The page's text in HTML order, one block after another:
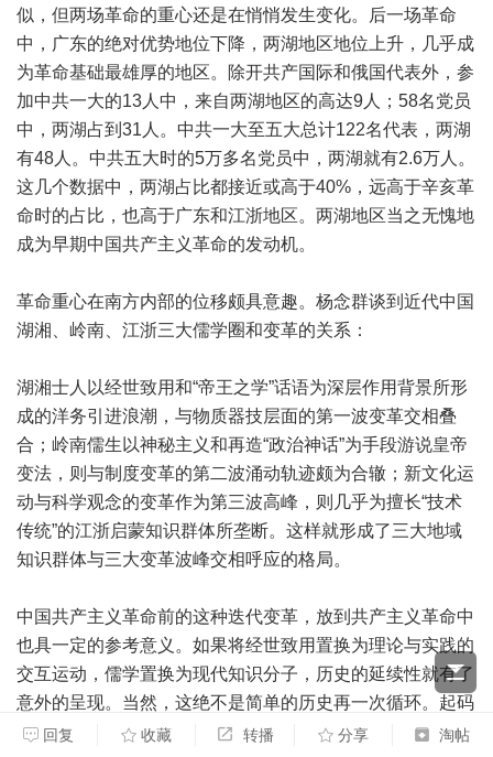
似，但两场革命的重心还是在悄悄发生变化。后一场革命
中，广东的绝对优势地位下降，两湖地区地位上升，几乎成
为革命基础最雄厚的地区。除开共产国际和俄国代表外，参
加中共一大的13人中，来自两湖地区的高达9人；58名党员
中，两湖占到31人。中共一大至五大总计122名代表，两湖
有48人。中共五大时的5万多名党员中，两湖就有2.6万人。
这几个数据中，两湖占比都接近或高于40%，远高于辛亥革
命时的占比，也高于广东和江浙地区。两湖地区当之无愧地
成为早期中国共产主义革命的发动机。
革命重心在南方内部的位移颇具意趣。杨念群谈到近代中国
湖湘、岭南、江浙三大儒学圈和变革的关系：
湖湘士人以经世致用和“帝王之学”话语为深层作用背景所形
成的洋务引进浪潮，与物质器技层面的第一波变革交相叠
合；岭南儒生以神秘主义和再造“政治神话”为手段游说皇帝
变法，则与制度变革的第二波涌动轨迹颇为合辙；新文化运
动与科学观念的变革作为第三波高峰，则几乎为擅长“技术
传统”的江浙启蒙知识群体所垄断。这样就形成了三大地域
知识群体与三大变革波峰交相呼应的格局。
中国共产主义革命前的这种迭代变革，放到共产主义革命中
也具一定的参考意义。如果将经世致用置换为理论与实践的
交互运动，儒学置换为现代知识分子，历史的延续性就有了
意外的呈现。当然，这绝不是简单的历史再一次循环。起码
在地理层面，这一波革命两湖固然是基础性地区，但江浙的
回复 收藏 转播 分享 淘帖